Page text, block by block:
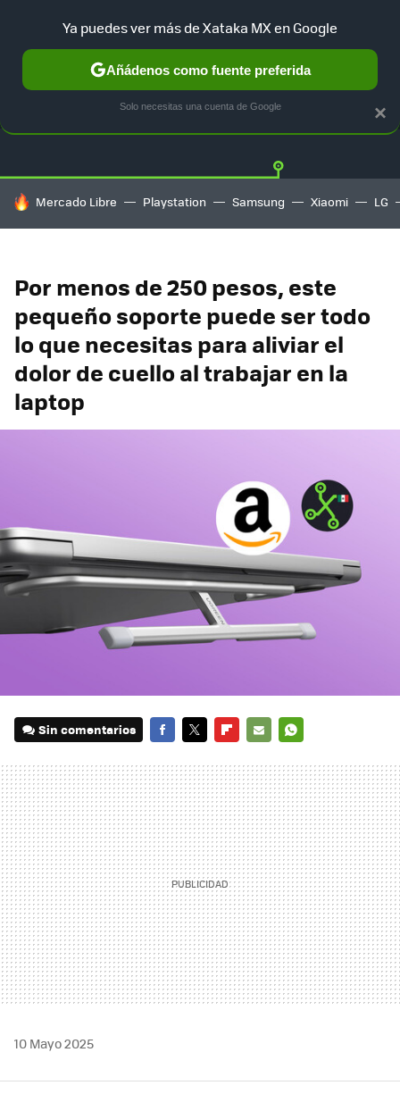
GUÍA DE COMPRAS MERCADO LIBRE
HOY SE HABLA DE
Mercado Libre Playstation Samsung Xiaomi LG
Por menos de 250 pesos, este
pequeño soporte puede ser todo
lo que necesitas para aliviar el
dolor de cuello al trabajar en la
laptop
Sin comentarios
MAIL
10 Mayo 2025
×
Ya puedes ver más de Xataka MX en Google
Añádenos como fuente preferida
Solo necesitas una cuenta de Google